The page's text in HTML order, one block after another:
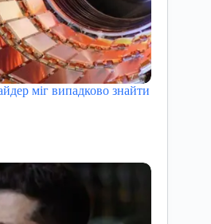
міг випадково знайти